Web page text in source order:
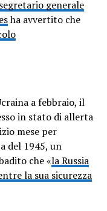
generale
ha avvertito che
a febbraio, il
in stato di allerta
mese per
del 1945, un
che «la Russia
la sua sicurezza